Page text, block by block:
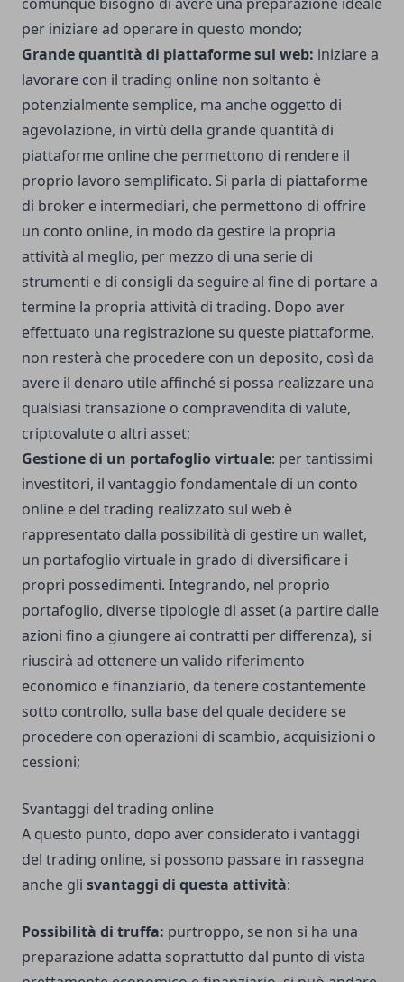
per iniziare ad operare in questo mondo;
Grande quantità di piattaforme sul web: iniziare a
lavorare con il trading online non soltanto è
potenzialmente semplice, ma anche oggetto di
agevolazione, in virtù della grande quantità di
piattaforme online che permettono di rendere il
proprio lavoro semplificato. Si parla di piattaforme
di broker e intermediari, che permettono di offrire
un conto online, in modo da gestire la propria
attività al meglio, per mezzo di una serie di
strumenti e di consigli da seguire al fine di portare a
termine la propria attività di trading. Dopo aver
effettuato una registrazione su queste piattaforme,
non resterà che procedere con un deposito, così da
avere il denaro utile affinché si possa realizzare una
qualsiasi transazione o compravendita di valute,
criptovalute o altri asset;
Gestione di un portafoglio virtuale: per tantissimi
investitori, il vantaggio fondamentale di un conto
online e del trading realizzato sul web è
rappresentato dalla possibilità di gestire un wallet,
un portafoglio virtuale in grado di diversificare i
propri possedimenti. Integrando, nel proprio
portafoglio, diverse tipologie di asset (a partire dalle
azioni fino a giungere ai contratti per differenza), si
riuscirà ad ottenere un valido riferimento
economico e finanziario, da tenere costantemente
sotto controllo, sulla base del quale decidere se
procedere con operazioni di scambio, acquisizioni o
cessioni;
Svantaggi del trading online
A questo punto, dopo aver considerato i vantaggi
del trading online, si possono passare in rassegna
anche gli svantaggi di questa attività:
Possibilità di truffa: purtroppo, se non si ha una
preparazione adatta soprattutto dal punto di vista